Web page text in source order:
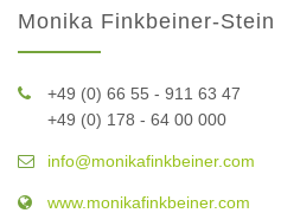
Monika Finkbeiner-Stein
+49 (0) 66 55 - 911 63 47
+49 (0) 178 - 64 00 000
info@monikafinkbeiner.com
www.monikafinkbeiner.com